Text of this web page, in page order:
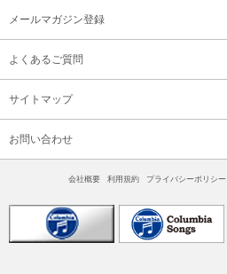
メールマガジン登録
よくあるご質問
サイトマップ
お問い合わせ
会社概要 利用規約 プライバシーポリシー